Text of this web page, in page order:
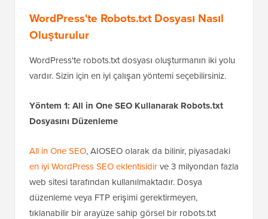
İdeal bir robots.txt dosyasının nasıl göründüğünü
artık bildiğinize göre, WordPress'te bir robots.txt
WordPress'te Robots.txt Dosyası Nasıl
WordPress'te robots.txt dosyası oluşturmanın iki yolu
Yöntem 1: All in One SEO Kullanarak Robots.txt
Dosyasını Düzenleme
All in One SEO, AIOSEO olarak da bilinir, piyasadaki